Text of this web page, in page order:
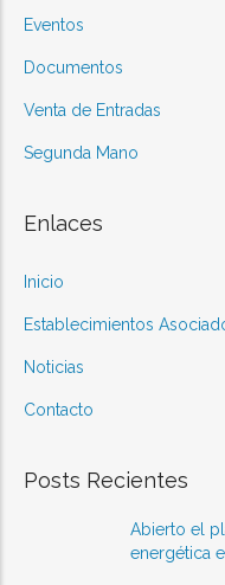
Eventos
Documentos
Venta de Entradas
Segunda Mano
Enlaces
Inicio
Establecimientos
Noticias
Contacto
Posts Recientes
Abierto el
energética